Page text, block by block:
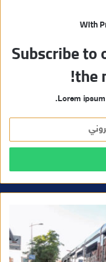
With
Subscribe
the
Lorem